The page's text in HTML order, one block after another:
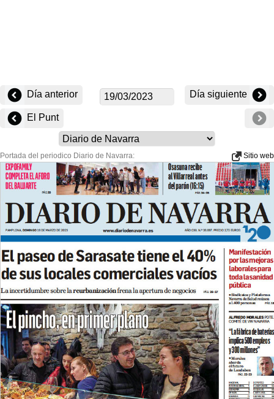
Día anterior Día siguiente
El Punt
Portada del periodico Diario de Navarra: Sitio web